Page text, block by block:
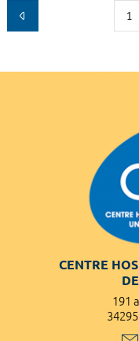
1
CENTRE
191